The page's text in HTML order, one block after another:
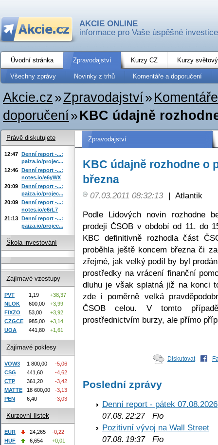
AKCIE ONLINE
informace pro Vaše úspěšné investice
Úvodní stránka Zpravodajství Kurzy CZ Kurzy
Všechny zprávy Novinky z trhů Komentáře a doporučení
Akcie.cz»Zpravodajství»
doporučení»KBC údajně
Zpravodajství
KBC údajně rozhodne o
března
07.03.2011 08:32:13 | Atlantik
Podle Lidových novin rozhodne
prodeji ČSOB v období od 11. do
KBC definitivně rozhodla část
proběhla ještě koncem března či
zřejmé, jak velký podíl by byl
prostředky na vrácení finanční
dluhu je však splatná již na konci
zde i poměrně velká
ČSOB celou. V tomto
prostřednictvím burzy, ale přímo
Diskutovat
Poslední zprávy
Denní report - pátek 07.08.2026
07.08. 22:27Fio
Pozitivní vývoj na Wall Street
07.08. 19:37Fio
Právě diskutujete
12:47 Denní report -...:
paiza.io/projec...
12:46 Denní report -...:
notes.io/e6yWX
20:09 Denní report -...:
paiza.io/projec...
20:09 Denní report -...:
notes.io/e6rL7
21:13 Denní report -...:
paiza.io/projec...
Škola investování
Zajímavé vzestupy
PVT 1,19
+38,37
NLOK
600,00
+3,99
FIXZO
53,00
+3,92
CZGCE
985,00
+3,14
UQA
441,80 +1,61
Zajímavé poklesy
VOW3 1 800,00
-5,06
CSG
441,60
-4,62
CTP
361,20
-3,42
MATTE
18 600,00
-3,13
PEN
6,40 -3,03
Kurzovní lístek
EUR 24,265
-0,22
HUF
6,654
+0,01